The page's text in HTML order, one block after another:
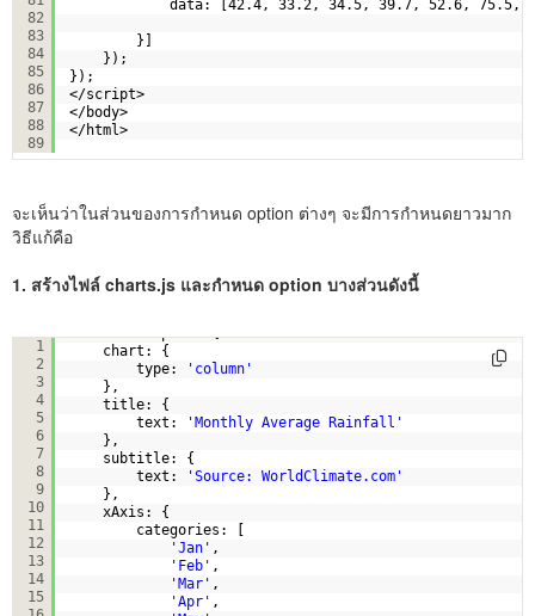
82
83
84
85
86
87
88
89
data: [42.4, 33.2, 34.5, 39.7, 52.6,
}]
});
});
</script>
</body>
</html>
จะเห็นว่าในส่วนของการกำหนด option ต่างๆ จะมีการกำหนดยาวมาก
วิธีแก้คือ
1. สร้างไฟล์ charts.js และกำหนด option บางส่วนดังนี้
1
2
3
4
5
6
7
8
9
10
11
12
13
14
15
chart: {
type:
'column'
},
title: {
text:
'Monthly Average Rainfall'
},
subtitle: {
text:
'Source: WorldClimate.com'
},
xAxis: {
categories: [
'Jan' ,
'Feb' ,
'Mar' ,
'Apr' ,